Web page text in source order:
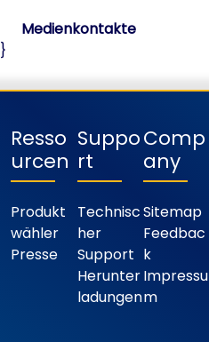
Medienkontakte
}
Resso
Urcen
Produkt
Wähler
Presse
Suppo
Rt
Technisc
Her
Support
Herunter
Ladungen
Comp
Any
Sitemap
Feedbac
K
Impressu
M